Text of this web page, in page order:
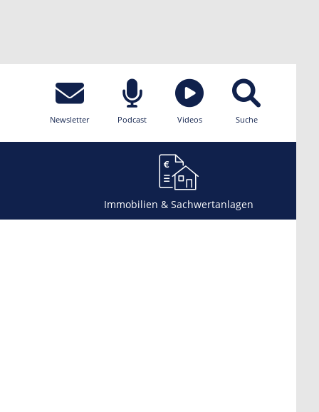
Newsletter Podcast Videos Suche
Immobilien & Sachwertanlagen